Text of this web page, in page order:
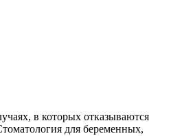
в которых отказываются
для беременных,